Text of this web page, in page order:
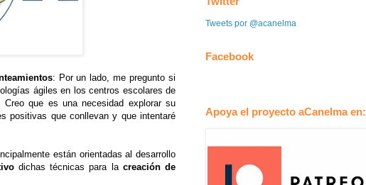
: Por un lado, me pregunto si
ágiles en los centros escolares de
que es una necesidad explorar su
positivas que conllevan y que intentaré
están orientadas al desarrollo
dichas técnicas para la creación de
Tweets por @acanelma
Facebook
Apoya el proyecto aCanelma en: